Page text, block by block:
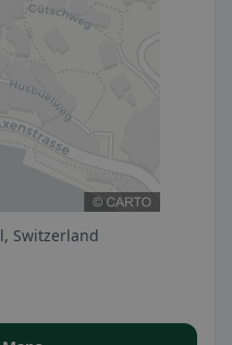
Switzerland